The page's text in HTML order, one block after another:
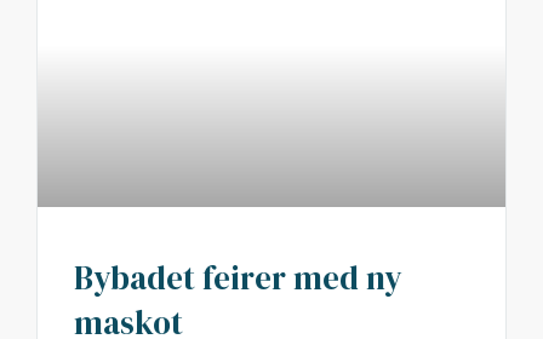
Bybadet feirer med ny
maskot